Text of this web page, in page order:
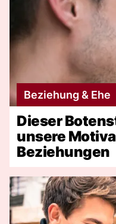
Beziehung & Ehe
Dieser
unsere
Beziehungen